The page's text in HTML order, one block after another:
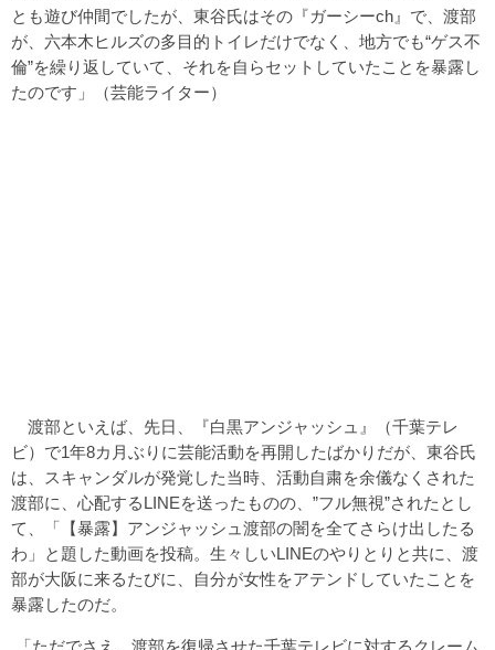
とも遊び仲間でしたが、東谷氏はその『ガーシーch』で、渡部
が、六本木ヒルズの多目的トイレだけでなく、地方でも“ゲス不
倫”を繰り返していて、それを自らセットしていたことを暴露し
たのです」（芸能ライター）
渡部といえば、先日、『白黒アンジャッシュ』（千葉テレ
ビ）で1年8カ月ぶりに芸能活動を再開したばかりだが、東谷氏
は、スキャンダルが発覚した当時、活動自粛を余儀なくされた
渡部に、心配するLINEを送ったものの、”フル無視”されたとし
て、「【暴露】アンジャッシュ渡部の闇を全てさらけ出したる
わ」と題した動画を投稿。生々しいLINEのやりとりと共に、渡
部が大阪に来るたびに、自分が女性をアテンドしていたことを
暴露したのだ。